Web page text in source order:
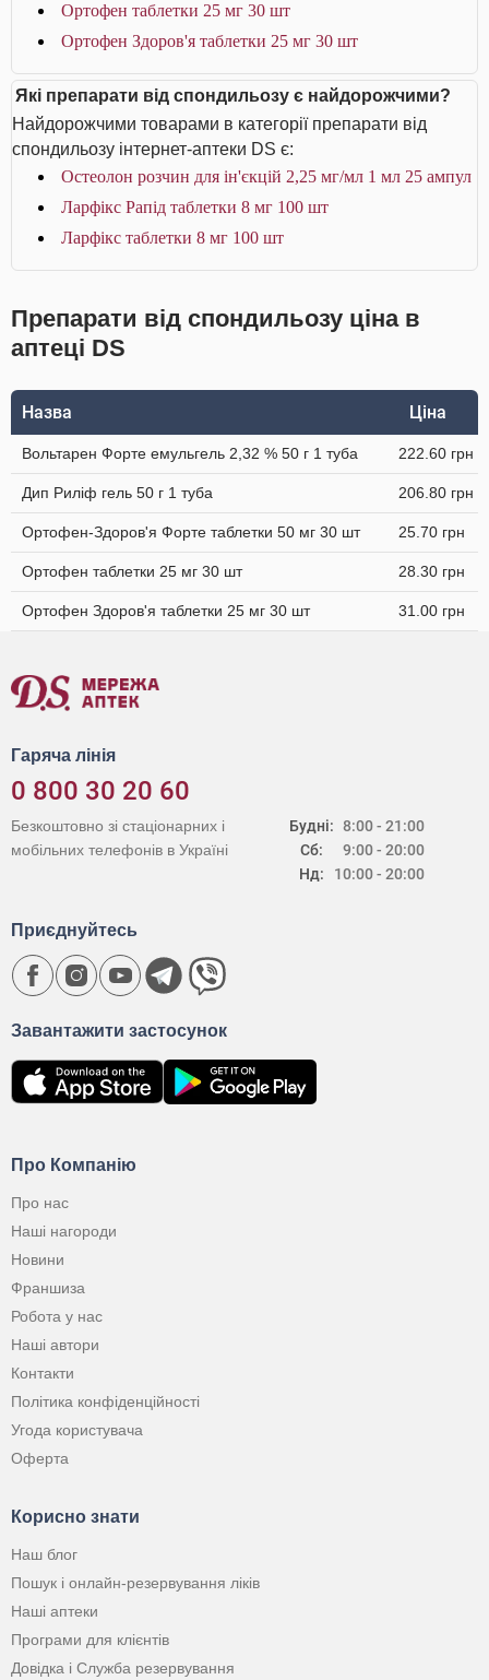
Ортофен таблетки 25 мг 30 шт
Ортофен Здоров'я таблетки 25 мг 30 шт
Які препарати від спондильозу є найдорожчими?
Найдорожчими товарами в категорії препарати від
спондильозу інтернет-аптеки DS є:
Остеолон розчин для ін'єкцій 2,25 мг/мл 1 мл 25 ампул
Ларфікс Рапід таблетки 8 мг 100 шт
Ларфікс таблетки 8 мг 100 шт
Препарати від спондильозу ціна в
аптеці DS
Назва Ціна
Вольтарен Форте емульгель 2,32 % 50 г 1 туба 222.60 грн
Дип Риліф гель 50 г 1 туба 206.80 грн
Ортофен-Здоров'я Форте таблетки 50 мг 30 шт 25.70 грн
Ортофен таблетки 25 мг 30 шт 28.30 грн
Ортофен Здоров'я таблетки 25 мг 30 шт 31.00 грн
Гаряча лінія
0 800 30 20 60
Будні:
Сб:
Нд:
8:00 - 21:00
9:00 - 20:00
10:00 - 20:00
Безкоштовно зі стаціонарних і
мобільних телефонів в Україні
Про Компанію
Про нас
Наші нагороди
Новини
Франшиза
Робота у нас
Наші автори
Контакти
Політика конфіденційності
Угода користувача
Оферта
Корисно знати
Наш блог
Пошук і онлайн-резервування ліків
Наші аптеки
Програми для клієнтів
Довідка і Служба резервування
Завантажити застосунок
Приєднуйтесь